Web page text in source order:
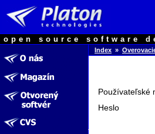
open source software
Index »
Používateľské
Heslo